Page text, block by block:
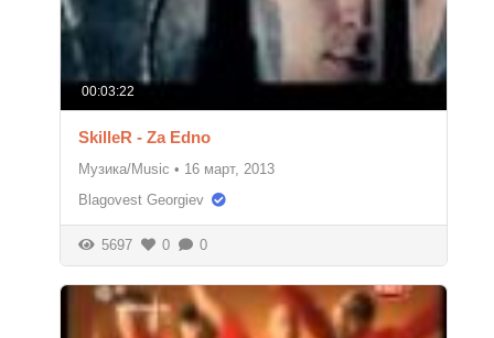
00:03:22
SkilleR - Za Edno
Музика/Music • 16 март, 2013
Blagovest Georgiev
5697 0 0